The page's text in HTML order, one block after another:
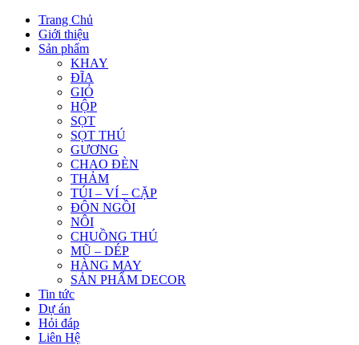
Trang Chủ
Giới thiệu
Sản phẩm
KHAY
ĐĨA
GIỎ
HỘP
SỌT
SỌT THÚ
GƯƠNG
CHAO ĐÈN
THẢM
TÚI – VÍ – CẶP
ĐÔN NGỒI
NÔI
CHUỒNG THÚ
MŨ – DÉP
HÀNG MAY
SẢN PHẨM DECOR
Tin tức
Dự án
Hỏi đáp
Liên Hệ